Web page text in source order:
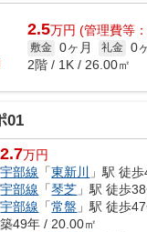
2.5万円 (管理費等
敷金 0ヶ月 礼金 0
2階 / 1K / 26.00㎡
01
2.7万円
宇部線 「東新川 」駅 徒
宇部線 「琴芝 」駅 徒歩
宇部線 「常盤 」駅 徒歩
築49年 / 20.00㎡